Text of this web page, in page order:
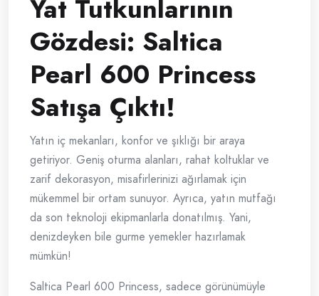
Yat Tutkunlarının
Gözdesi: Saltica
Pearl 600 Princess
Satışa Çıktı!
Yatın iç mekanları, konfor ve şıklığı bir araya
getiriyor. Geniş oturma alanları, rahat koltuklar ve
zarif dekorasyon, misafirlerinizi ağırlamak için
mükemmel bir ortam sunuyor. Ayrıca, yatın mutfağı
da son teknoloji ekipmanlarla donatılmış. Yani,
denizdeyken bile gurme yemekler hazırlamak
mümkün!
Saltica Pearl 600 Princess, sadece görünümüyle